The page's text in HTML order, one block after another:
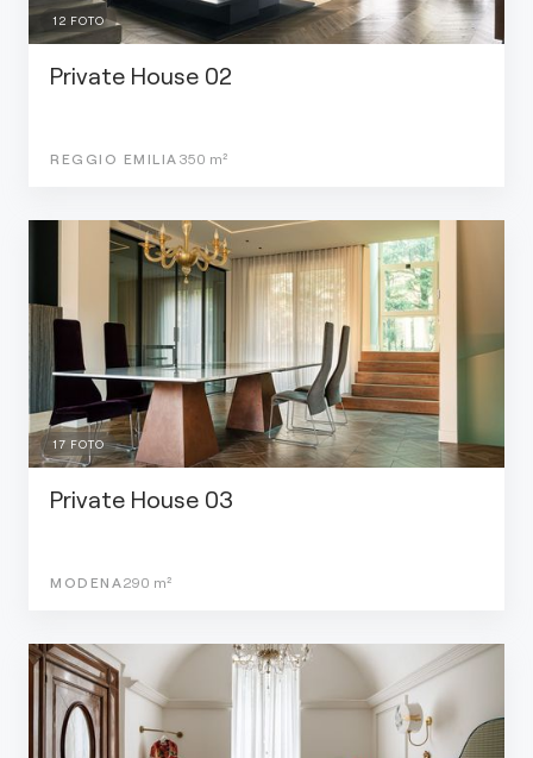
12 FOTO
Private House 02
REGGIO EMILIA 350 m²
17 FOTO
Private House 03
MODENA 290 m²